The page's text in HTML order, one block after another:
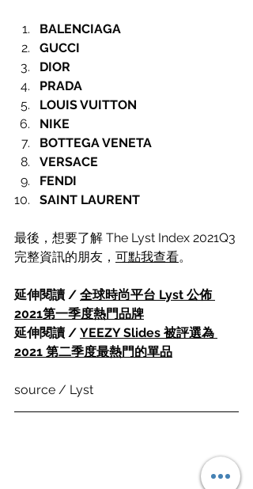
BALENCIAGA
GUCCI
DIOR
PRADA
LOUIS VUITTON
NIKE
BOTTEGA VENETA
VERSACE
FENDI
SAINT LAURENT
最後，想要了解 The Lyst Index 2021Q3
完整資訊的朋友， 可點我查看。
延伸閱讀 / 全球時尚平台 Lyst 公佈
2021第一季度熱門品牌
延伸閱讀 / YEEZY Slides 被評選為
2021 第二季度最熱門的單品
source / Lyst